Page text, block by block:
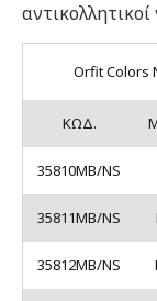
Orfit Colors
ΚΩΔ.
35810MΒ/NS
35811MΒ/NS
35812MΒ/NS